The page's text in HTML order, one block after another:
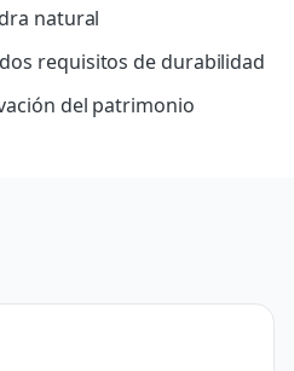
natural
requisitos de durabilidad
del patrimonio